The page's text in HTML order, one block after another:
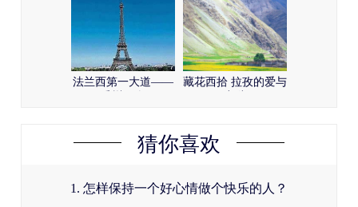
法兰西第一大道——
藏花西拾 拉孜的爱与
猜你喜欢
1. 怎样保持一个好心情做个快乐的人？